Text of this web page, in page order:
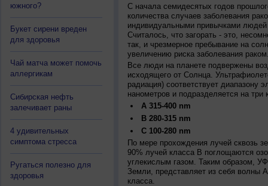
южного?
Букет сирени вреден
для здоровья
Чай матча может помочь
аллергикам
Сибирская нефть
залечивает раны
4 удивительных
симптома стресса
Ругаться полезно для
здоровья
С начала семидесятых годов
количества случаев заболевания
индивидуальными привычками
Считалось, что загорать - это,
так, и чрезмерное пребывание на
увеличению риска заболевания
Все люди на планете подвержены
исходящего от Солнца.
радиация) соответствует диапазону
нанометров и подразделяется на три
A 315-400 nm
B 280-315 nm
C 100-280 nm
По мере прохождения лучей сквозь
90% лучей класса B поглощаются
углекислым газом. Таким образом,
Земли, представляет из себя волны
класса.